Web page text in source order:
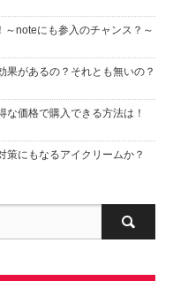
～noteにも参入のチャンス？～
果があるの？それとも無いの？
な価格で購入できる方法は！
策にもなるアイクリームか？